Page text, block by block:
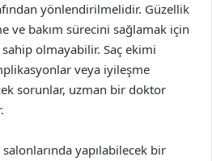
yönlendirilmelidir. Güzellik
ve bakım sürecini sağlamak için
olmayabilir. Saç ekimi
veya iyileşme
sorunlar, uzman bir doktor
yapılabilecek bir